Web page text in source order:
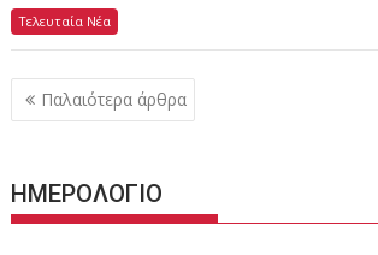
Τελευταία Νέα
Πλοήγηση
άρθρων
Παλαιότερα άρθρα
ΗΜΕΡΟΛΟΓΙΟ